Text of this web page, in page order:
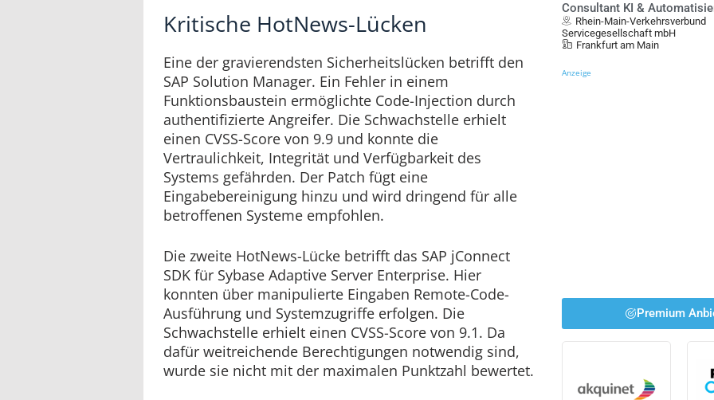
Kritische HotNews-Lücken
Eine der gravierendsten Sicherheitslücken betrifft den
SAP Solution Manager. Ein Fehler in einem
Funktionsbaustein ermöglichte Code-Injection durch
authentifizierte Angreifer. Die Schwachstelle erhielt
einen CVSS-Score von 9.9 und konnte die
Vertraulichkeit, Integrität und Verfügbarkeit des
Systems gefährden. Der Patch fügt eine
Eingabebereinigung hinzu und wird dringend für alle
betroffenen Systeme empfohlen.
Die zweite HotNews-Lücke betrifft das SAP jConnect
SDK für Sybase Adaptive Server Enterprise. Hier
konnten über manipulierte Eingaben Remote-Code-
Ausführung und Systemzugriffe erfolgen. Die
Schwachstelle erhielt einen CVSS-Score von 9.1. Da
dafür weitreichende Berechtigungen notwendig sind,
wurde sie nicht mit der maximalen Punktzahl bewertet.
Consultant KI &
Rhein-Main-Verkehrsverbund
Servicegesellschaft mbH
Frankfurt am Main
Anzeige
Premium